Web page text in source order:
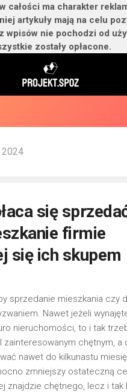
całości ma charakter
artykuły mają na celu
wpisów nie pochodzi od
zostały opłacone.
2024
się
firmie
się ich skupem
sprzedanie mieszkania czy
Nawet jeżeli
nieruchomości, to i tak
chętnym, a
nawet do kilkunastu
zmniejszy ostateczną
znajdzie chętnego, lecz i tak